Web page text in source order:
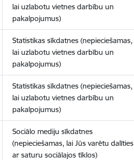
lai uzlabotu vietnes darbību un
pakalpojumus)
Statistikas sīkdatnes (nepieciešamas,
lai uzlabotu vietnes darbību un
pakalpojumus)
Statistikas sīkdatnes (nepieciešamas,
lai uzlabotu vietnes darbību un
pakalpojumus)
Sociālo mediju sīkdatnes
(nepieciešamas, lai Jūs varētu dalīties
ar saturu sociālajos tīklos)